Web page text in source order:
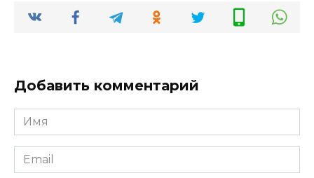
Добавить комментарий
Имя
*
Email
*